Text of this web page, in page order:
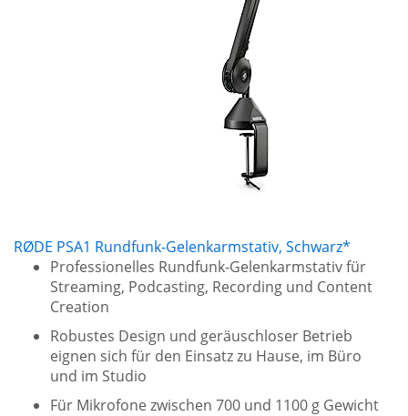
RØDE PSA1 Rundfunk-Gelenkarmstativ, Schwarz*
Professionelles Rundfunk-Gelenkarmstativ für
Streaming, Podcasting, Recording und Content
Creation
Robustes Design und geräuschloser Betrieb
eignen sich für den Einsatz zu Hause, im Büro
und im Studio
Für Mikrofone zwischen 700 und 1100 g Gewicht